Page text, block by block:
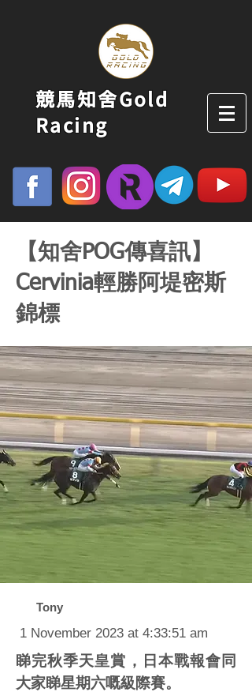
競馬知舍Gold
Racing
【知舍POG傳喜訊】
Cervinia輕勝阿堤密斯
錦標
Tony
1 November 2023 at 4:33:51 am
睇完秋季天皇賞，日本戰報會同
大家睇星期六嘅級際賽。